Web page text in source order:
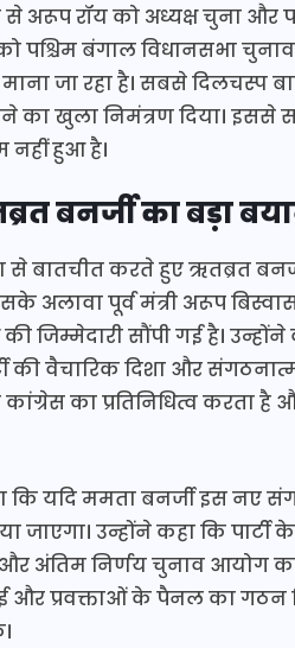
से अरूप रॉय को अध्यक्ष चुना
पश्चिम बंगाल विधानसभा
जा रहा है। सबसे दिलचस्प
का खुला निमंत्रण दिया। इससे
नहीं हुआ है।
बनर्जी का बड़ा
से बातचीत करते हुए ऋतब्रत
अलावा पूर्व मंत्री अरूप
की जिम्मेदारी सौंपी गई है।
की वैचारिक दिशा और
का प्रतिनिधित्व करता है
कि यदि ममता बनर्जी इस नए
जाएगा। उन्होंने कहा कि
अंतिम निर्णय चुनाव आयोग
और प्रवक्ताओं के पैनल का